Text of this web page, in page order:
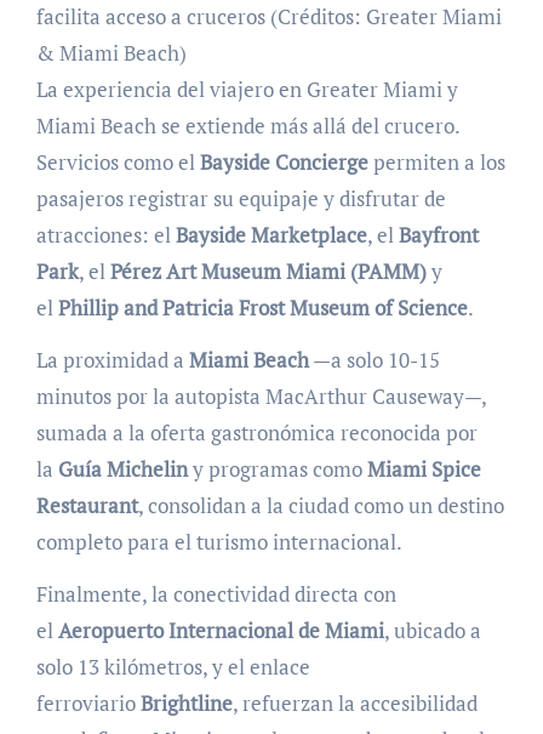
facilita acceso a cruceros (Créditos: Greater Miami
& Miami Beach)
La experiencia del viajero en Greater Miami y
Miami Beach se extiende más allá del crucero.
Servicios como elBayside Conciergepermiten a los
pasajeros registrar su equipaje y disfrutar de
atracciones: elBayside Marketplace, elBayfront
Park, elPérez Art Museum Miami (PAMM)y
elPhillip and Patricia Frost Museum of Science.
La proximidad a Miami Beach—a solo 10-15
minutos por la autopista MacArthur Causeway—,
sumada a la oferta gastronómica reconocida por
la Guía Micheliny programas comoMiami Spice
Restaurant, consolidan a la ciudad como un destino
completo para el turismo internacional.
Finalmente, la conectividad directa con
elAeropuerto Internacional de Miami, ubicado a
solo 13 kilómetros, y el enlace
ferroviarioBrightline, refuerzan la accesibilidad